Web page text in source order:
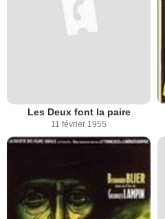
Les Deux font la paire
11 février 1955